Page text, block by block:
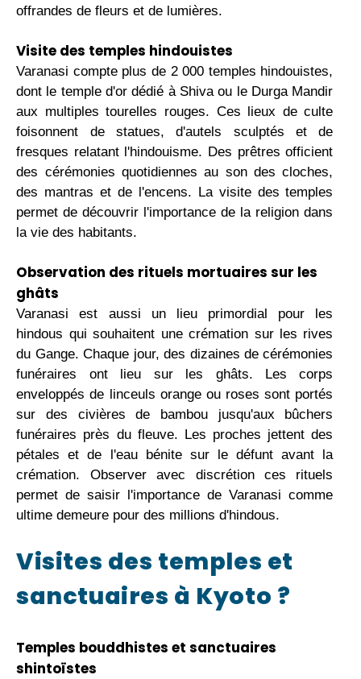
offrandes de fleurs et de lumières.
Visite des temples hindouistes
Varanasi compte plus de 2 000 temples hindouistes,
dont le temple d'or dédié à Shiva ou le Durga Mandir
aux multiples tourelles rouges. Ces lieux de culte
foisonnent de statues, d'autels sculptés et de
fresques relatant l'hindouisme. Des prêtres officient
des cérémonies quotidiennes au son des cloches,
des mantras et de l'encens. La visite des temples
permet de découvrir l'importance de la religion dans
la vie des habitants.
Observation des rituels mortuaires sur les
ghâts
Varanasi est aussi un lieu primordial pour les
hindous qui souhaitent une crémation sur les rives
du Gange. Chaque jour, des dizaines de cérémonies
funéraires ont lieu sur les ghâts. Les corps
enveloppés de linceuls orange ou roses sont portés
sur des civières de bambou jusqu'aux bûchers
funéraires près du fleuve. Les proches jettent des
pétales et de l'eau bénite sur le défunt avant la
crémation. Observer avec discrétion ces rituels
permet de saisir l'importance de Varanasi comme
ultime demeure pour des millions d'hindous.
Visites des temples et
sanctuaires à Kyoto ?
Temples bouddhistes et sanctuaires
shintoïstes